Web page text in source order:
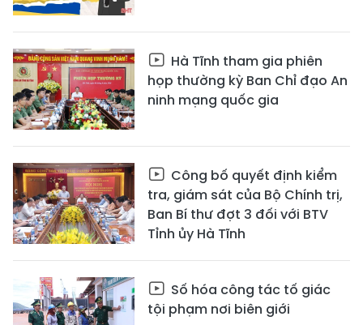
Hà Tĩnh tham gia phiên
họp thường kỳ Ban Chỉ đạo An
ninh mạng quốc gia
Công bố quyết định kiểm
tra, giám sát của Bộ Chính trị,
Ban Bí thư đợt 3 đối với BTV
Tỉnh ủy Hà Tĩnh
Số hóa công tác tố giác
tội phạm nơi biên giới